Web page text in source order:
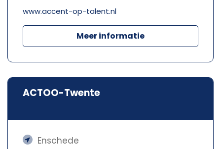
www.accent-op-talent.nl
Meer informatie
ACTOO-Twente
Enschede